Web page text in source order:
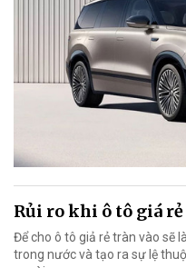
Rủi ro khi ô tô giá
Để cho ô tô giả rẻ tràn vào sẽ
trong nước và tạo ra sự lệ